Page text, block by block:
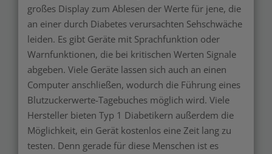
großes Display zum Ablesen der Werte für jene, die
an einer durch Diabetes verursachten Sehschwäche
leiden. Es gibt Geräte mit Sprachfunktion oder
Warnfunktionen, die bei kritischen Werten Signale
abgeben. Viele Geräte lassen sich auch an einen
Computer anschließen, wodurch die Führung eines
Blutzuckerwerte-Tagebuches möglich wird. Viele
Hersteller bieten Typ 1 Diabetikern außerdem die
Möglichkeit, ein Gerät kostenlos eine Zeit lang zu
testen. Denn gerade für diese Menschen ist es